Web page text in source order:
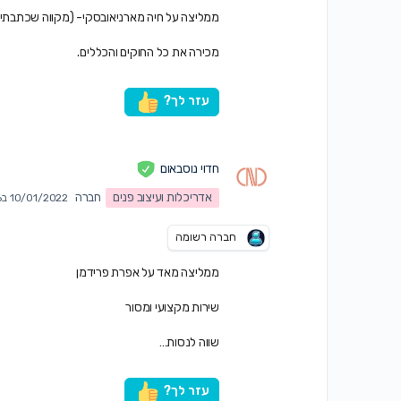
ממליצה על חיה מארניאובסקי- (מקווה
מכירה את כל החוקים והכללים.
עזר לך?
חדוי נוסבאום
אדריכלות ועיצוב פנים
חברה 10/01/2022 ב7:06 pm
חברה רשומה
ממליצה מאד על אפרת פרידמן
שירות מקצועי ומסור
שווה לנסות…
עזר לך?